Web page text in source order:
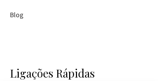
Blog
Ligações Rápidas